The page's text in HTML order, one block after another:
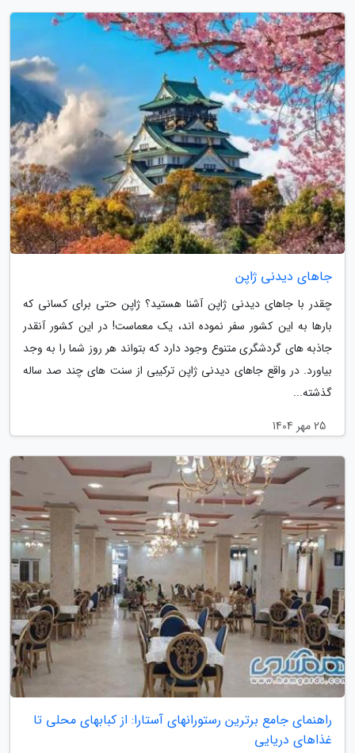
جاهای دیدنی ژاپن
چقدر با جاهای دیدنی ژاپن آشنا هستید؟ ژاپن حتی برای کسانی که
بارها به این کشور سفر نموده اند، یک معماست! در این کشور آنقدر
جاذبه های گردشگری متنوع وجود دارد که بتواند هر روز شما را به وجد
بیاورد. در واقع جاهای دیدنی ژاپن ترکیبی از سنت های چند صد ساله
گذشته...
25 مهر 1404
راهنمای جامع برترین رستورانهای آستارا: از کبابهای محلی تا
غذاهای دریایی